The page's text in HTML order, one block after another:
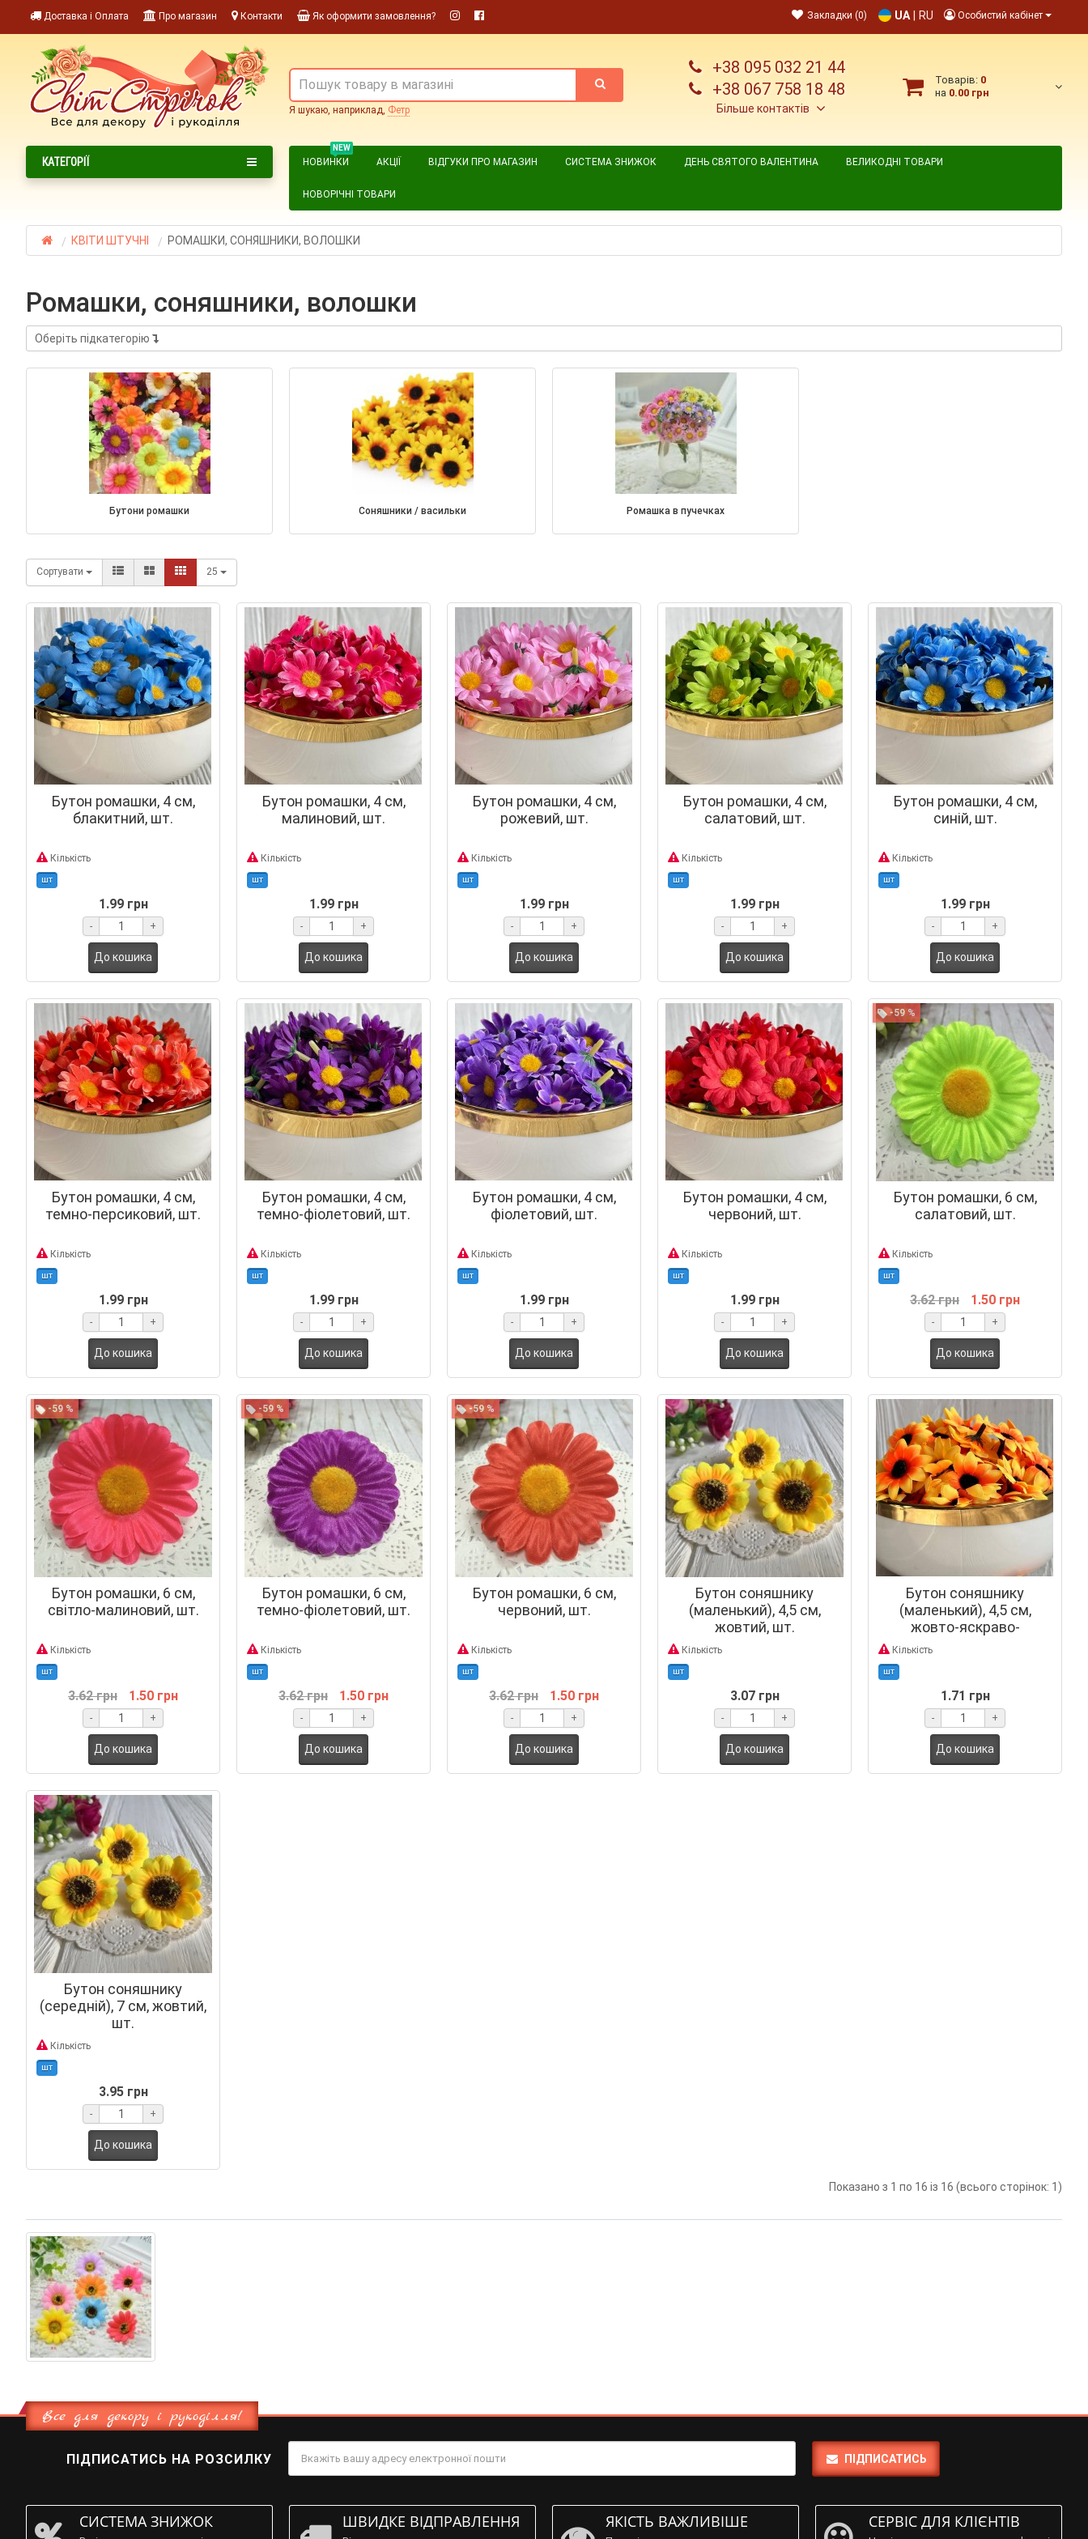
Доставка і Оплата Про магазин Контакти Як оформити замовлення? Особистий кабінет
UA RU
Закладки (0)
+38 095 032 21 44
+38 067 758 18 48
Більше контактів
Товарів: 0
на 0.00 грн
Я шукаю, наприклад, Фетр
NEW
НОВИНКИ АКЦІЇ ВІДГУКИ ПРО МАГАЗИН СИСТЕМА ЗНИЖОК ДЕНЬ СВЯТОГО ВАЛЕНТИНА ВЕЛИКОДНІ ТОВАРИ
НОВОРІЧНІ ТОВАРИ
КАТЕГОРІЇ
КВІТИ ШТУЧНІ РОМАШКИ, СОНЯШНИКИ, ВОЛОШКИ
ромашки, соняшники, волошки
Оберіть підкатегорію
бутони ромашки соняшники / васильки ромашка в пучечках
Сортувати 25
Бутон ромашки, 4 см,
блакитний, шт.
Кількість
шт
1.99 грн
- +
До кошика
Бутон ромашки, 4 см,
малиновий, шт.
Кількість
шт
1.99 грн
- +
До кошика
Бутон ромашки, 4 см,
рожевий, шт.
Кількість
шт
1.99 грн
- +
До кошика
Бутон ромашки, 4 см,
салатовий, шт.
Кількість
шт
1.99 грн
- +
До кошика
Бутон ромашки, 4 см,
синій, шт.
Кількість
шт
1.99 грн
- +
До кошика
Бутон ромашки, 4 см,
темно-персиковий, шт.
Кількість
шт
1.99 грн
- +
До кошика
Бутон ромашки, 4 см,
темно-фіолетовий, шт.
Кількість
шт
1.99 грн
- +
До кошика
Бутон ромашки, 4 см,
фіолетовий, шт.
Кількість
шт
1.99 грн
- +
До кошика
Бутон ромашки, 4 см,
червоний, шт.
Кількість
шт
1.99 грн
- +
До кошика
-59 %
Бутон ромашки, 6 см,
салатовий, шт.
Кількість
шт
3.62 грн 1.50 грн
- +
До кошика
-59 %
Бутон ромашки, 6 см,
світло-малиновий, шт.
Кількість
шт
3.62 грн 1.50 грн
- +
До кошика
-59 %
Бутон ромашки, 6 см,
темно-фіолетовий, шт.
Кількість
шт
3.62 грн 1.50 грн
- +
До кошика
-59 %
Бутон ромашки, 6 см,
червоний, шт.
Кількість
шт
3.62 грн 1.50 грн
- +
До кошика
Бутон соняшнику
(маленький), 4,5 см,
жовтий, шт.
Кількість
шт
3.07 грн
- +
До кошика
Бутон соняшнику
(маленький), 4,5 см,
жовто-яскраво-
помаранчевий, шт.
Кількість
шт
1.71 грн
- +
До кошика
Бутон соняшнику
(середній), 7 см, жовтий,
шт.
Кількість
шт
3.95 грн
- +
До кошика
Показано з 1 по 16 із 16 (всього сторінок: 1)
Все для декору і рукоділля!
ПІДПИСАТИСЬ НА РОЗСИЛКУ ПІДПИСАТИСЬ
СИСТЕМА ЗНИЖОК ШВИДКЕ ВІДПРАВЛЕННЯ ЯКІСТЬ ВАЖЛИВІШЕ СЕРВІС ДЛЯ КЛІЄНТІВ